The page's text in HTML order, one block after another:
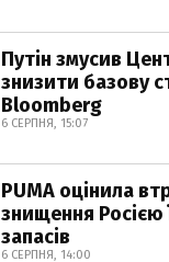
Путін змусив
знизити базову
Bloomberg
6 СЕРПНЯ, 15:07
PUMA оцінила
знищення Росією
запасів
6 СЕРПНЯ, 14:00